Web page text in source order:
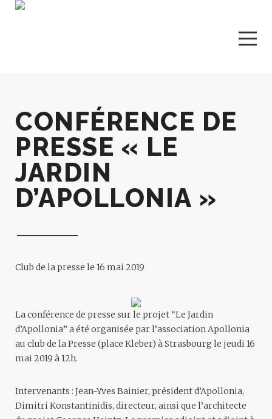
CONFÉRENCE DE
PRESSE « LE
JARDIN
D’APOLLONIA »
Club de la presse le 16 mai 2019
La conférence de presse sur le projet “Le Jardin
d’Apollonia” a été organisée par l’association Apollonia
au club de la Presse (place Kleber) à Strasbourg le jeudi 16
mai 2019 à 12h.
Intervenants : Jean-Yves Bainier, président d’Apollonia,
Dimitri Konstantinidis, directeur, ainsi que l’architecte